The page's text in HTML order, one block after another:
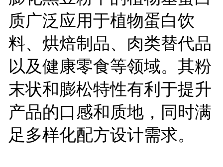
质广泛应用于植物蛋白饮
料、烘焙制品、肉类替代品
以及健康零食等领域。其粉
末状和膨松特性有利于提升
产品的口感和质地，同时满
足多样化配方设计需求。